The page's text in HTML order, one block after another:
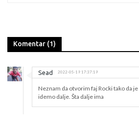
Komentar (1)
Sead 2022-05-19 17:37:19
Neznam da otvorim faj Rocki tako da
idemo dalje. Šta dalje ima